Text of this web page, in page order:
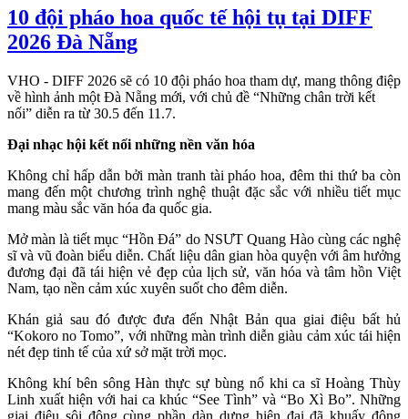
10 đội pháo hoa quốc tế hội tụ tại DIFF
2026 Đà Nẵng
VHO - DIFF 2026 sẽ có 10 đội pháo hoa tham dự, mang thông điệp
về hình ảnh một Đà Nẵng mới, với chủ đề “Những chân trời kết
nối” diễn ra từ 30.5 đến 11.7.
Đại nhạc hội kết nối những nền văn hóa
Không chỉ hấp dẫn bởi màn tranh tài pháo hoa, đêm thi thứ ba còn
mang đến một chương trình nghệ thuật đặc sắc với nhiều tiết mục
mang màu sắc văn hóa đa quốc gia.
Mở màn là tiết mục “Hồn Đá” do NSƯT Quang Hào cùng các nghệ
sĩ và vũ đoàn biểu diễn. Chất liệu dân gian hòa quyện với âm hưởng
đương đại đã tái hiện vẻ đẹp của lịch sử, văn hóa và tâm hồn Việt
Nam, tạo nền cảm xúc xuyên suốt cho đêm diễn.
Khán giả sau đó được đưa đến Nhật Bản qua giai điệu bất hủ
“Kokoro no Tomo”, với những màn trình diễn giàu cảm xúc tái hiện
nét đẹp tinh tế của xứ sở mặt trời mọc.
Không khí bên sông Hàn thực sự bùng nổ khi ca sĩ Hoàng Thùy
Linh xuất hiện với hai ca khúc “See Tình” và “Bo Xì Bo”. Những
giai điệu sôi động cùng phần dàn dựng hiện đại đã khuấy động